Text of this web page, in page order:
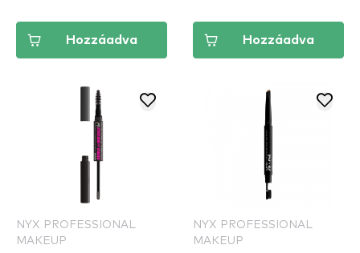
Hozzáadva Hozzáadva
NYX PROFESSIONAL
MAKEUP
NYX PROFESSIONAL
MAKEUP